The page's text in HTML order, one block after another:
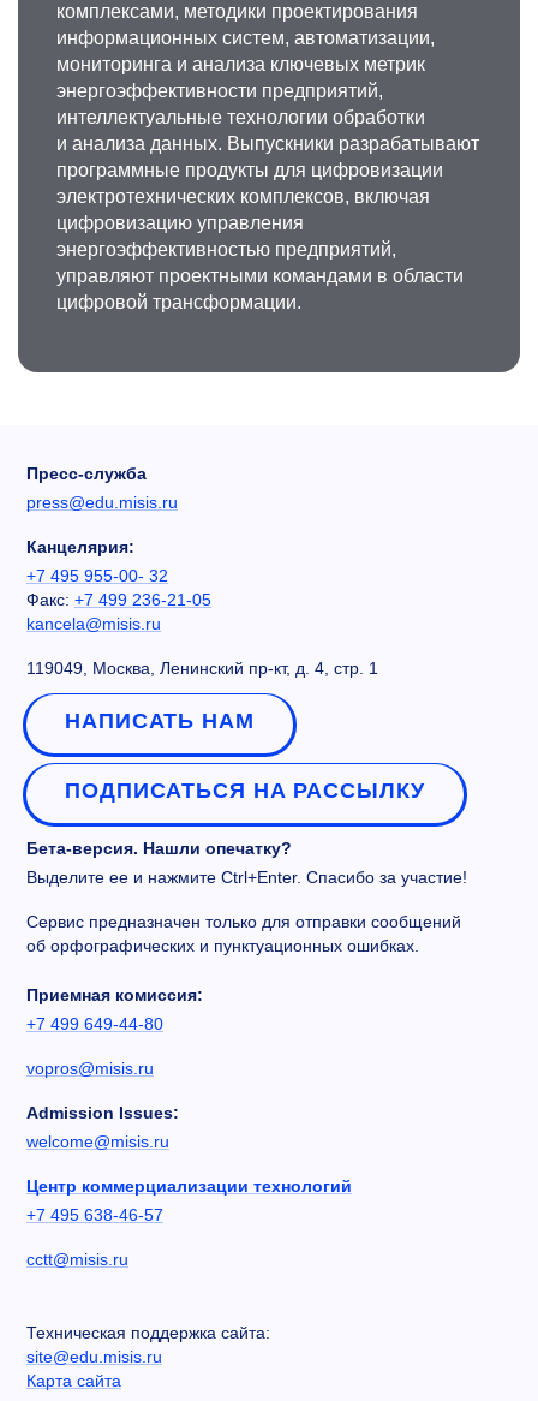
комплексами, методики проектирования
информационных систем, автоматизации,
мониторинга и анализа ключевых метрик
энергоэффективности предприятий,
интеллектуальные технологии обработки
и анализа данных. Выпускники разрабатывают
программные продукты для цифровизации
электротехнических комплексов, включая
цифровизацию управления
энергоэффективностью предприятий,
управляют проектными командами в области
цифровой трансформации.
Пресс-служба
press@edu.misis.ru
Канцелярия:
+7 495 955-00- 32
Факс: +7 499 236-21-05
kancela@misis.ru
119049, Москва, Ленинский пр-кт, д. 4, стр. 1
НАПИСАТЬ НАМ
ПОДПИСАТЬСЯ НА РАССЫЛКУ
Бета-версия. Нашли опечатку?
Выделите ее и нажмите Ctrl+Enter. Спасибо за участие!
Сервис предназначен только для отправки сообщений
об орфографических и пунктуационных ошибках.
Приемная комиссия:
+7 499 649-44-80
vopros@misis.ru
Admission Issues:
welcome@misis.ru
Центр коммерциализации технологий
+7 495 638-46-57
cctt@misis.ru
Техническая поддержка сайта:
site@edu.misis.ru
Карта сайта